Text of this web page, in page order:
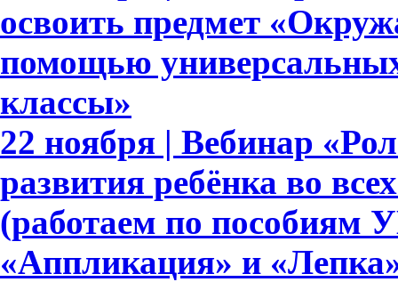
освоить предмет
помощью
классы»
22 ноября | Вебинар
развития ребёнка во
(работаем по пособиям
«Аппликация» и